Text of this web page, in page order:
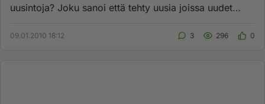
uusintoja? Joku sanoi että tehty uusia joissa uudet
09.01.2010 18:12 3 296 0